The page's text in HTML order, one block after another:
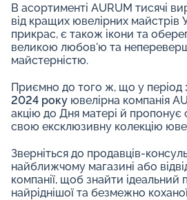
В асортименті AURUM тисячі
від кращих ювелірних майстрів
прикрас, є також ікони та
великою любов'ю та
майстерністю.
Приємно до того ж, що у період
2024 року ювелірна компанія
акцію до Дня матері й пропонує
свою ексклюзивну колекцію
Зверніться до продавців-
найближчому магазині або
компанії, щоб знайти ідеальний
найріднішої та безмежно